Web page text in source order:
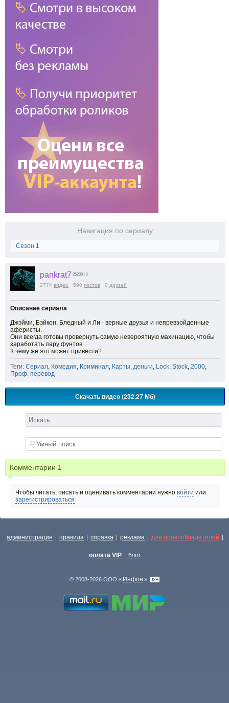
Навигация по сериалу
Сезон 1
pankrat7 25230 | 0
2774 видео 590 постов 0 друзей
Описание сериала
Джэйми, Бэйкон, Бледный и Ли - верные друзья и непревзойденные
аферисты.
Они всегда готовы провернуть самую невероятную махинацию, чтобы
заработать пару фунтов.
К чему же это может привести?
Теги: Сериал, Комедия, Криминал, Карты, деньги, Lock, Stock, 2000,
Проф. перевод
Скачать видео (232.27 Мб)
Комментарии 1
Чтобы читать, писать и оценивать комментарии нужно войти или
зарегистрироваться
администрация | правила | справка | реклама | для правообладателей |
оплата VIP | блог
© 2008-2026 ООО « Инфон »